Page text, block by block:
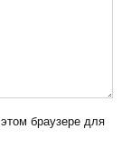
браузере для